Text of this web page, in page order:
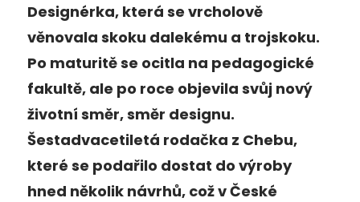
Designérka, která se vrcholově
věnovala skoku dalekému a trojskoku.
Po maturitě se ocitla na pedagogické
fakultě, ale po roce objevila svůj nový
životní směr, směr designu.
Šestadvacetiletá rodačka z Chebu,
které se podařilo dostat do výroby
hned několik návrhů, což v České